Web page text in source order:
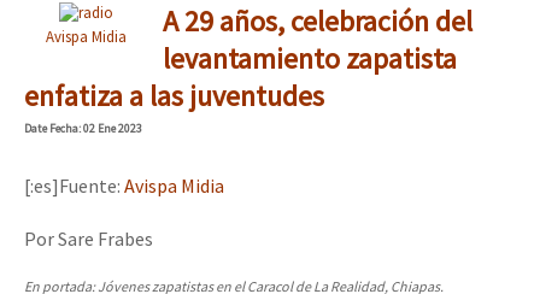
Avispa Midia
A 29 años, celebración del
levantamiento zapatista
enfatiza a las juventudes
DateFecha: 02 Ene 2023
[:es]Fuente: Avispa Midia
Por Sare Frabes
En portada: Jóvenes zapatistas en el Caracol de La Realidad, Chiapas.